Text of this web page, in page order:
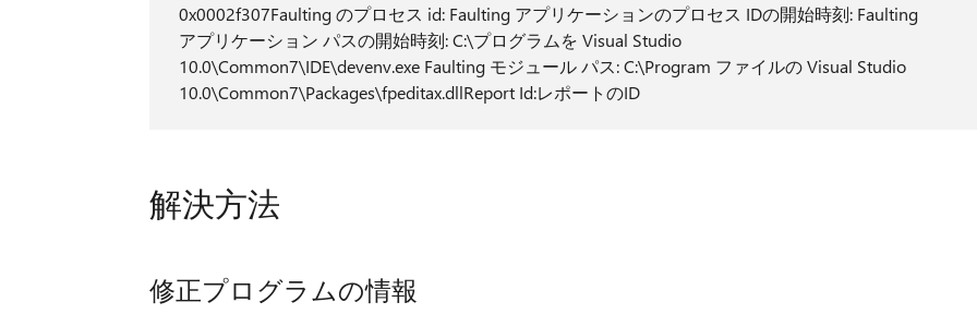
0x0002f307Faulting のプロセス id: Faulting アプリケーションのプロセス IDの開始時刻: Faulting
アプリケーション パスの開始時刻: C:\プログラムを Visual Studio
10.0\Common7\IDE\devenv.exe Faulting モジュール パス: C:\Program ファイルの Visual Studio
10.0\Common7\Packages\fpeditax.dllReport Id:レポートのID
解決方法
修正プログラムの情報